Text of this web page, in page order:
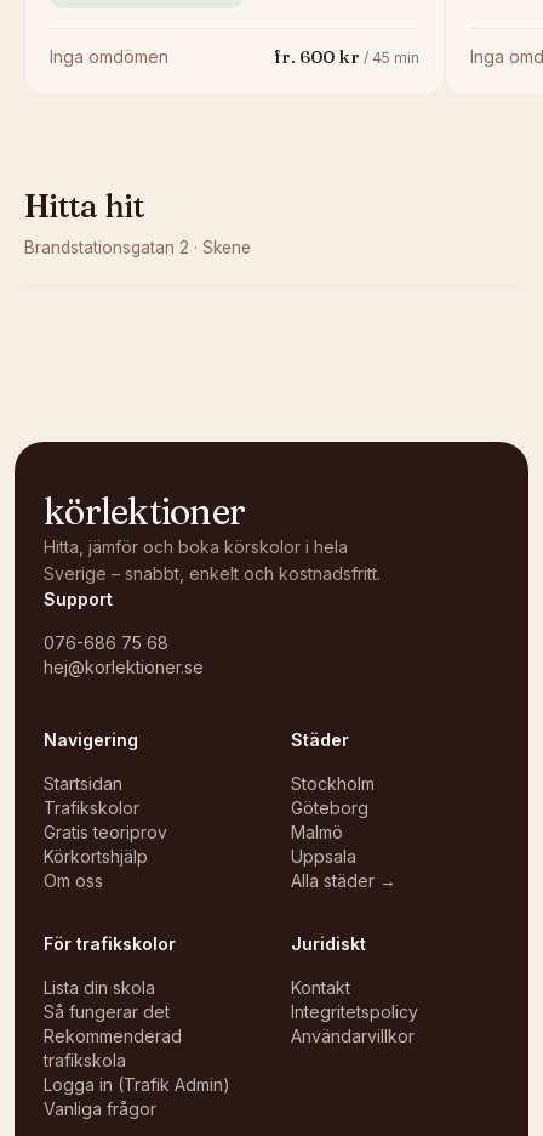
Inga omdömen fr. 600kr / 45 min Inga
Hitta hit
Brandstationsgatan 2 · Skene
körlektioner
Hitta, jämför och boka körskolor i hela
Sverige – snabbt, enkelt och kostnadsfritt.
Support
076-686 75 68
hej@korlektioner.se
Navigering
Startsidan
Trafikskolor
Gratis teoriprov
Körkortshjälp
Om oss
Städer
Stockholm
Göteborg
Malmö
Uppsala
Alla städer →
För trafikskolor
Lista din skola
Så fungerar det
Rekommenderad
trafikskola
Logga in (Trafik Admin)
Vanliga frågor
Juridiskt
Kontakt
Integritetspolicy
Användarvillkor